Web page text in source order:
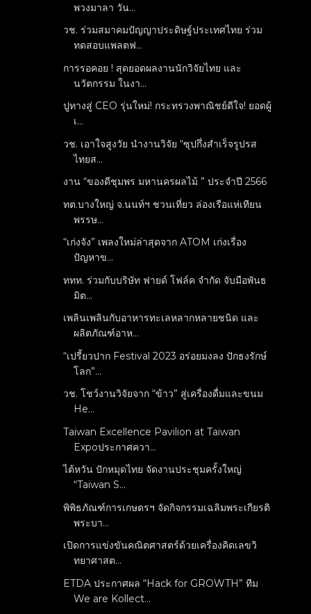
พวงมาลา วัน...
วช. ร่วมสมาคมปัญญาประดิษฐ์ประเทศไทย ร่วม
ทดสอบแพลตฟ...
การรอคอย ! สุดยอดผลงานนักวิจัยไทย และ
นวัตกรรม ในงา...
ปูทางสู่ CEO รุ่นใหม่! กระทรวงพาณิชย์ดีใจ! ยอดผู้
เ...
วช. เอาใจสูงวัย นำงานวิจัย “ซุปกึ่งสำเร็จรูปรส
ไทยส...
งาน “ของดีชุมพร มหานครผลไม้ ” ประจำปี 2566
ทต.บางใหญ่ จ.นนท์ฯ ชวนเที่ยว ล่องเรือแห่เทียน
พรรษ...
“เก่งจัง” เพลงใหม่ล่าสุดจาก ATOM เก่งเรื่อง
ปัญหาข...
ททท. ร่วมกับบริษัท ฟายด์ โฟล์ค จำกัด จับมือพันธ
มิต...
เพลินเพลินกับอาหารทะเลหลากหลายชนิด และ
ผลิตภัณฑ์อาห...
“เปรี้ยวปาก Festival 2023 อร่อยมงลง ปักธงรักษ์
โลก”...
วช. โชว์งานวิจัยจาก “ข้าว” สู่เครื่องดื่มและขนม
He...
Taiwan Excellence Pavilion at Taiwan
Expoประกาศควา...
ไต้หวัน ปักหมุดไทย จัดงานประชุมครั้งใหญ่
“Taiwan S...
พิพิธภัณฑ์การเกษตรฯ จัดกิจกรรมเฉลิมพระเกียรติ
พระบา...
เปิดการแข่งขันคณิตศาสตร์ด้วยเครื่องคิดเลขวิ
ทยาศาสต...
ETDA ประกาศผล “Hack for GROWTH” ทีม
We are Kollect...